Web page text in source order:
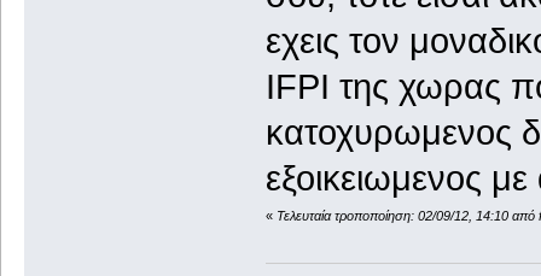
εχεις τον
IFPI της χωρας
κατοχυρωμενος
εξοικειωμενος
« Τελευταία τροποποίηση: 02/09/12, 14:10 από